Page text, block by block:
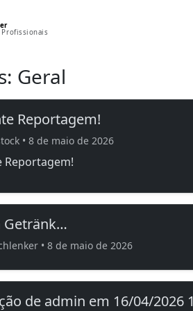
Profissionais
Geral
Reportagem!
• 8 de maio de 2026
Reportagem!
Getränk…
• 8 de maio de 2026
de admin em 16/04/2026